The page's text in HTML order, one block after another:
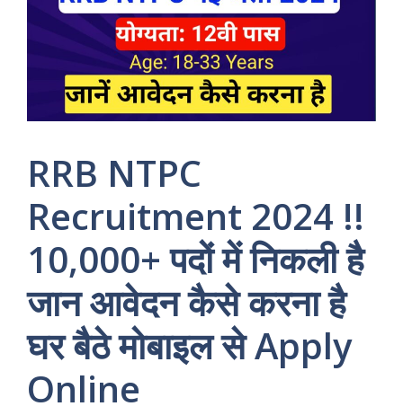
RRB NTPC
Recruitment 2024 !!
10,000+ पदों में निकली है
जान आवेदन कैसे करना है
घर बैठे मोबाइल से Apply
Online